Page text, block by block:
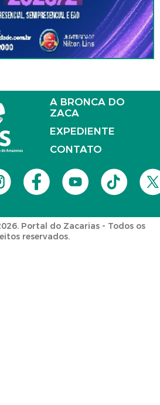
A BRONCA DO
ZACA
EXPEDIENTE
CONTATO
Portal do Zacarias - Todos os
reservados.